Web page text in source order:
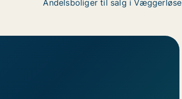
Andelsboliger til salg i Væggerløse